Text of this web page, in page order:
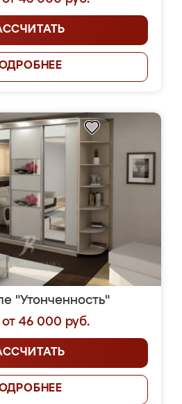
"Утонченность"
46 000 руб.